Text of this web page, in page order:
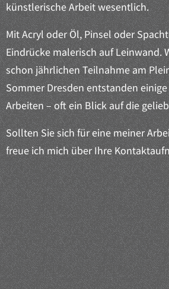
künstlerische Arbeit wesentlich.
Mit Acryl oder Öl, Pinsel oder
Eindrücke malerisch auf Leinwand.
schon jährlichen Teilnahme am
Sommer Dresden entstanden
Arbeiten – oft ein Blick auf die
Sollten Sie sich für eine meiner
freue ich mich über Ihre